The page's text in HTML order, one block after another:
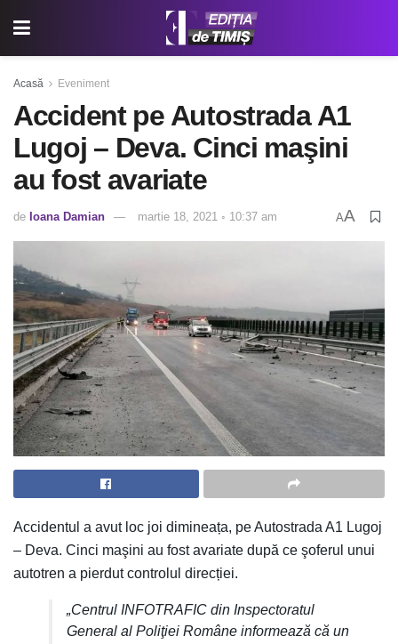
Acasă Eveniment
Accident pe Autostrada A1
Lugoj – Deva. Cinci maşini
au fost avariate
de Ioana Damian martie 18, 2021 ◦ 10:37 am AA
Accidentul a avut loc joi dimineața, pe Autostrada A1 Lugoj
– Deva. Cinci maşini au fost avariate după ce şoferul unui
autotren a pierdut controlul direcției.
„Centrul INFOTRAFIC din Inspectoratul
General al Poliţiei Române informează că un